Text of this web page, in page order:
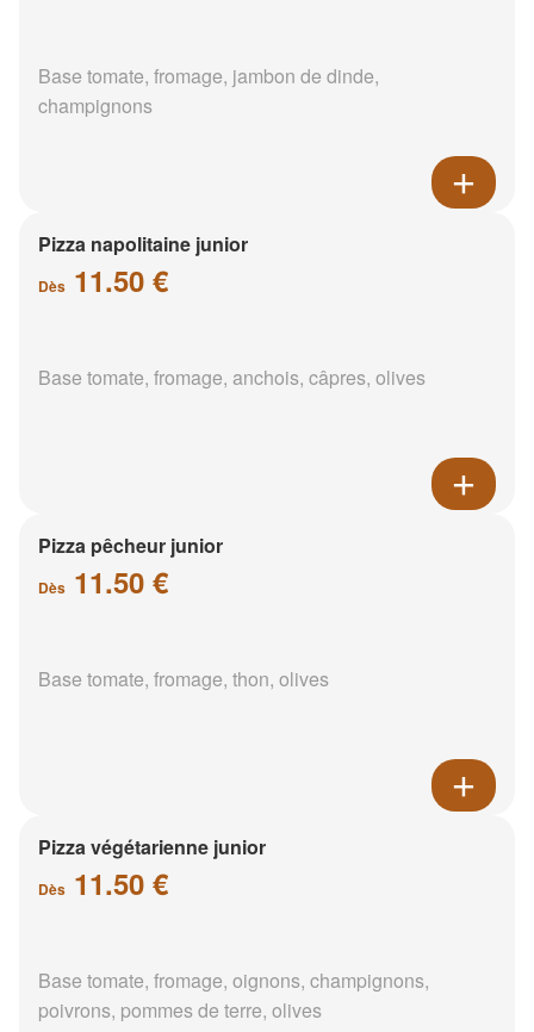
Base tomate, fromage, jambon de dinde,
champignons
Pizza napolitaine junior
Dès 11.50 €
Base tomate, fromage, anchois, câpres, olives
Pizza pêcheur junior
Dès 11.50 €
Base tomate, fromage, thon, olives
Pizza végétarienne junior
Dès 11.50 €
Base tomate, fromage, oignons, champignons,
poivrons, pommes de terre, olives